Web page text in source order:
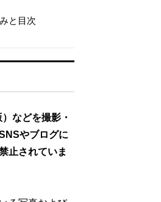
と目次
などを撮影・
やブログに
止されていま